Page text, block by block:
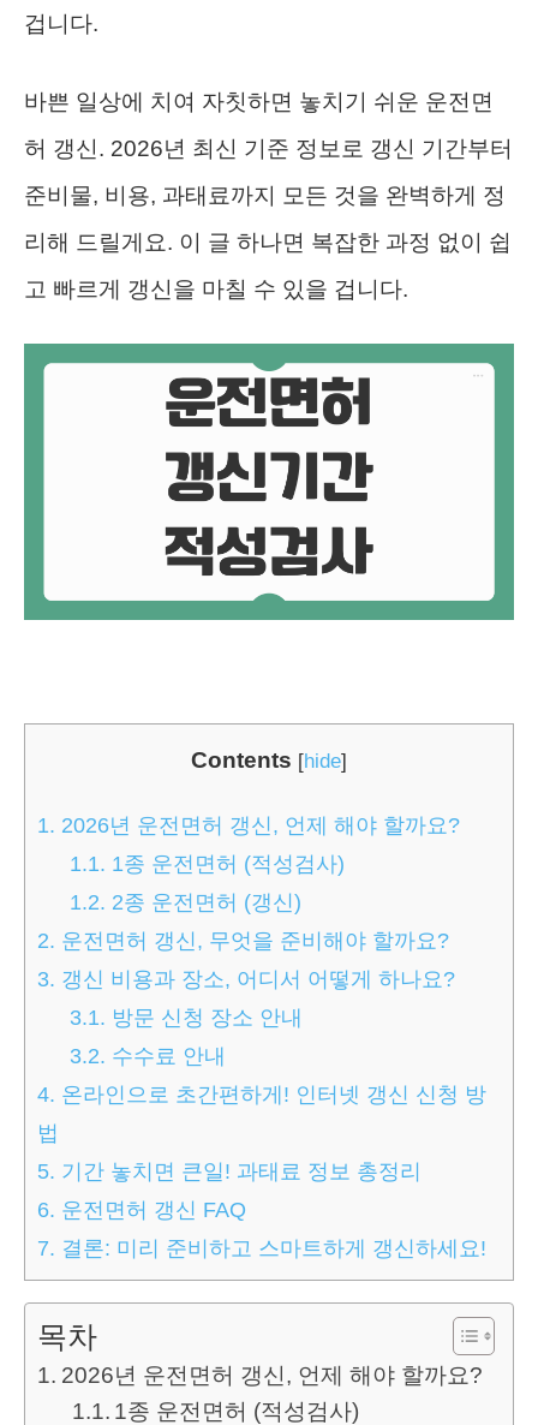
겁니다.
바쁜 일상에 치여 자칫하면 놓치기 쉬운 운전면
허 갱신. 2026년 최신 기준 정보로 갱신 기간부터
준비물, 비용, 과태료까지 모든 것을 완벽하게 정
리해 드릴게요. 이 글 하나면 복잡한 과정 없이 쉽
고 빠르게 갱신을 마칠 수 있을 겁니다.
Contents [hide]
1. 2026년 운전면허 갱신, 언제 해야 할까요?
1.1. 1종 운전면허 (적성검사)
1.2. 2종 운전면허 (갱신)
2. 운전면허 갱신, 무엇을 준비해야 할까요?
3. 갱신 비용과 장소, 어디서 어떻게 하나요?
3.1. 방문 신청 장소 안내
3.2. 수수료 안내
4. 온라인으로 초간편하게! 인터넷 갱신 신청 방
법
5. 기간 놓치면 큰일! 과태료 정보 총정리
6. 운전면허 갱신 FAQ
7. 결론: 미리 준비하고 스마트하게 갱신하세요!
목차
2026년 운전면허 갱신, 언제 해야 할까요?
1종 운전면허 (적성검사)